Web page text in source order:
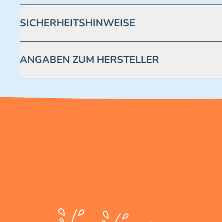
SICHERHEITSHINWEISE
ANGABEN ZUM HERSTELLER